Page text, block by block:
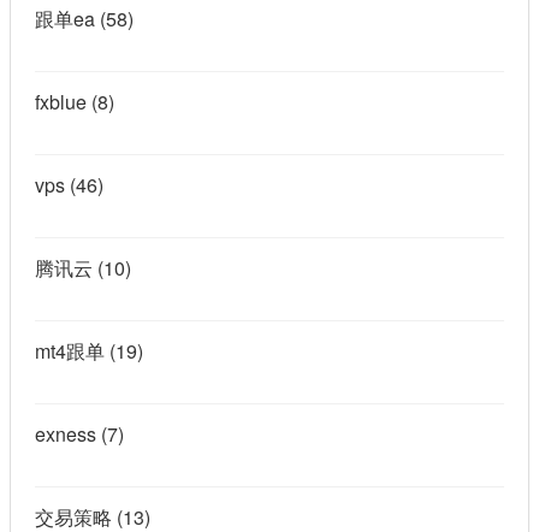
跟单ea (58)
fxblue (8)
vps (46)
腾讯云 (10)
mt4跟单 (19)
exness (7)
交易策略 (13)